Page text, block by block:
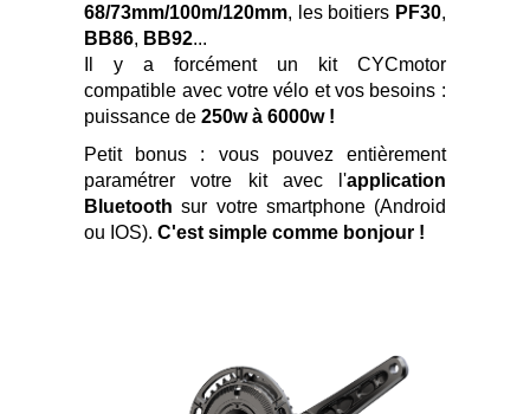
68/73mm/100m/120mm, les boitiers PF30,
BB86, BB92...
Il y a forcément un kit CYCmotor
compatible avec votre vélo et vos besoins :
puissance de250w à 6000w !
Petit bonus : vous pouvez entièrement
paramétrer votre kit avec l'application
Bluetooth sur votre smartphone (Android
ou IOS).C'est simple comme bonjour !